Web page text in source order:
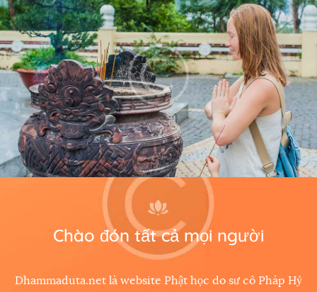
Chào đón tất cả mọi người
Dhammaduta.net là website Phật học do sư cô Pháp Hỷ